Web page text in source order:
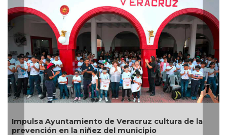
Impulsa Ayuntamiento de Veracruz cultura de la
prevención en la niñez del municipio